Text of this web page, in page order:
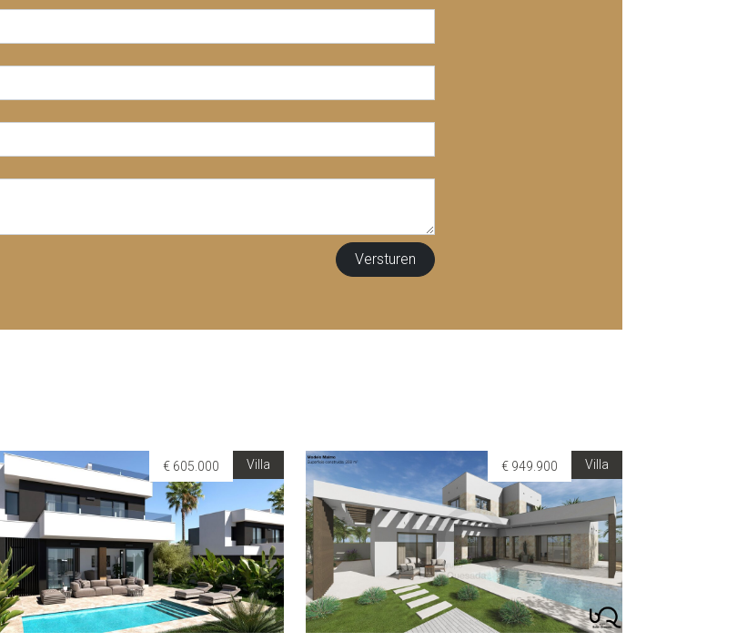
Villa
€ 605.000 Villa
€ 949.900